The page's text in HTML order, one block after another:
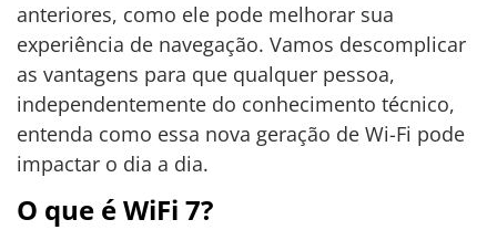
anteriores, como ele pode melhorar sua
experiência de navegação. Vamos descomplicar
as vantagens para que qualquer pessoa,
independentemente do conhecimento técnico,
entenda como essa nova geração de Wi-Fi pode
impactar o dia a dia.
O que é WiFi 7?